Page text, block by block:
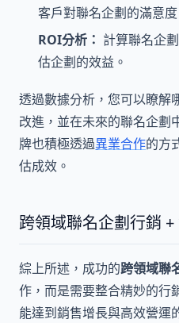
客戶對聯名企劃的滿意度
ROI分析： 計算聯名企
估企劃的效益。
透過數據分析，您可以瞭解
改進，並在未來的聯名企劃
牌也積極透過異業合作的方
估成效。
跨領域聯名企劃行銷
綜上所述，成功的跨領域聯
作，而是需要整合精妙的行
能達到銷售增長與高效營運